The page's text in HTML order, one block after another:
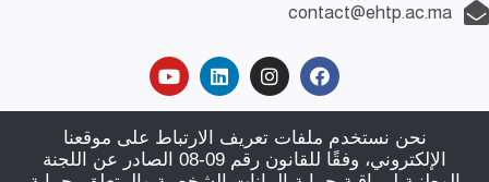
contact@ehtp.ac.ma
Demande d’emploi| Demande de stage |Politiques de
confidentialité|Plan du site| Contact
نحن نستخدم ملفات تعريف الارتباط على موقعنا
الإلكتروني، وفقًا للقانون رقم 09-08 الصادر عن اللجنة